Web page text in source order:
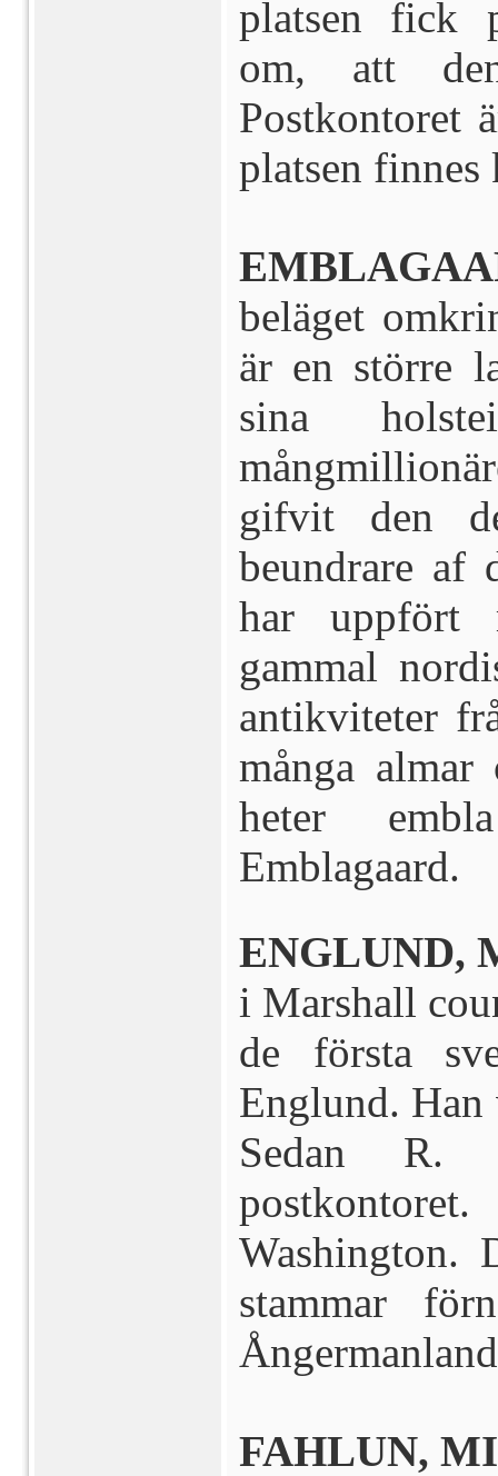
platsen fick
om, att
Postkontoret
platsen finnes
beläget
är en större
sina
gifvit den
beundrare af
har uppfört
gammal
antikviteter
många
heter
Emblagaard.
ENGLUND,
i Marshall
de första
Englund. Han
Sedan R.
Washington.
stammar
FAHLUN,